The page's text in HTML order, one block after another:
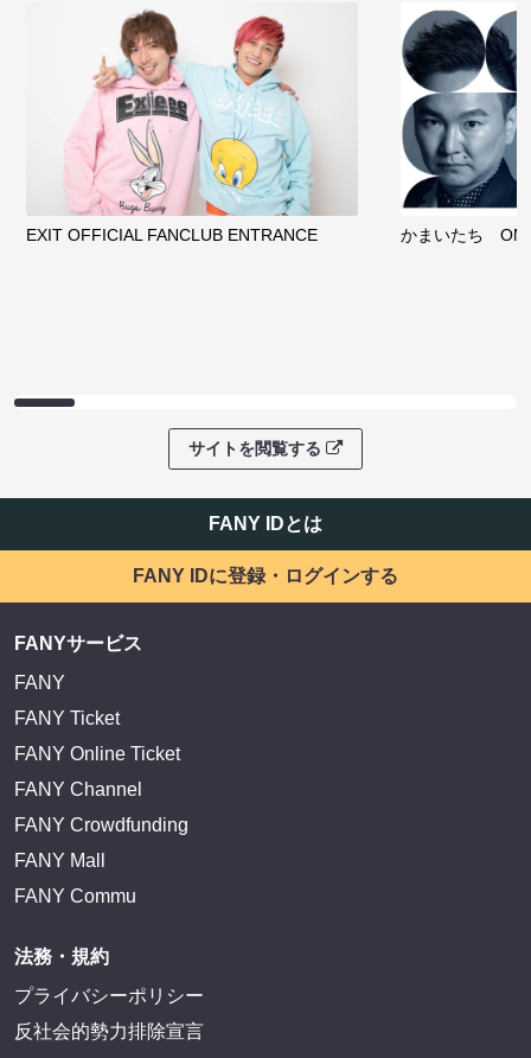
EXIT OFFICIAL FANCLUB ENTRANCE かまいたち
サイトを閲覧する
FANY IDとは
FANY IDに登録・ログインする
FANYサービス
FANY
FANY Ticket
FANY Online Ticket
FANY Channel
FANY Crowdfunding
FANY Mall
FANY Commu
法務・規約
プライバシーポリシー
反社会的勢力排除宣言